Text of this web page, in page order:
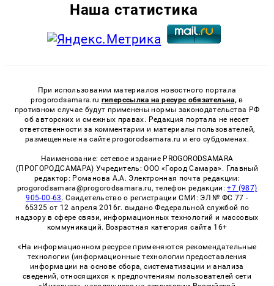
Наша статистика
При использовании материалов новостного портала
progorodsamara.ru гиперссылка на ресурс обязательна, в
противном случае будут применены нормы законодательства РФ
об авторских и смежных правах. Редакция портала не несет
ответственности за комментарии и материалы пользователей,
размещенные на сайте progorodsamara.ru и его субдоменах.
Наименование: сетевое издание PROGORODSAMARA
(ПРОГОРОДСАМАРА) Учредитель: ООО «Город Самара». Главный
редактор: Романова А.А. Электронная почта редакции:
progorodsamara@progorodsamara.ru, телефон редакции:+7 (987)
905-00-63 . Свидетельство о регистрации СМИ: ЭЛ № ФС 77 -
65325 от 12 апреля 2016г. выдано Федеральной службой по
надзору в сфере связи, информационных технологий и массовых
коммуникаций. Возрастная категория сайта 16+
«На информационном ресурсе применяются рекомендательные
технологии (информационные технологии предоставления
информации на основе сбора, систематизации и анализа
сведений, относящихся к предпочтениям пользователей сети